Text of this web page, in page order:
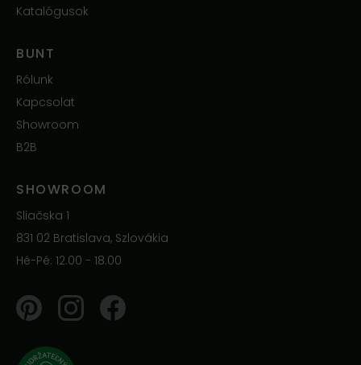
Katalógusok
BUNT
Rólunk
Kapcsolat
Showroom
B2B
SHOWROOM
Sliačska 1
831 02 Bratislava, Szlovákia
Hé-Pé: 12.00 - 18.00
PinterestInstagramFacebook